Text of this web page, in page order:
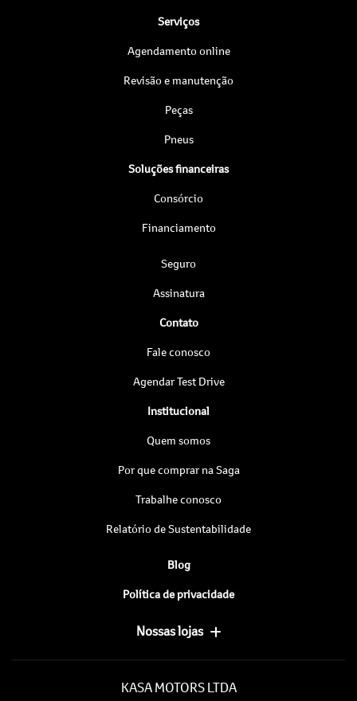
Serviços
Agendamento online
Revisão e manutenção
Peças
Pneus
Soluções financeiras
Consórcio
Financiamento
Seguro
Assinatura
Contato
Fale conosco
Agendar Test Drive
Institucional
Quem somos
Por que comprar na Saga
Trabalhe conosco
Relatório de Sustentabilidade
Blog
Política de privacidade
Nossas lojas
KASA MOTORS LTDA